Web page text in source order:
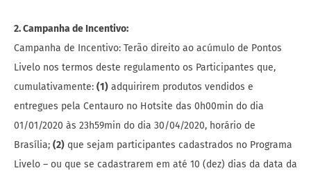
2. Campanha de Incentivo:
Campanha de Incentivo: Terão direito ao acúmulo de Pontos
Livelo nos termos deste regulamento os Participantes que,
cumulativamente: (1) adquirirem produtos vendidos e
entregues pela Centauro no Hotsite das 0h00min do dia
01/01/2020 às 23h59min do dia 30/04/2020, horário de
Brasília; (2) que sejam participantes cadastrados no Programa
Livelo – ou que se cadastrarem em até 10 (dez) dias da data da